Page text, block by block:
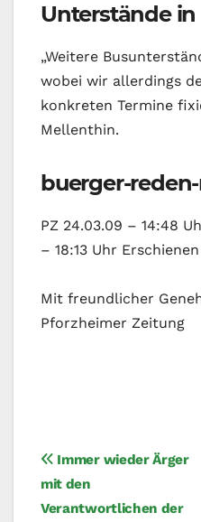
Unterstände
„Weitere
wobei wir allerdings
konkreten Termine
Mellenthin.
buerger-
PZ 24.03.09 – 14:48
– 18:13 Uhr
Mit freundlicher
Pforzheimer Zeitung
Immer wieder Ärger
mit den
Verantwortlichen der